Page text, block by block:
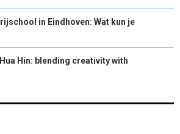
in Eindhoven: Wat kun je
Hin: blending creativity with